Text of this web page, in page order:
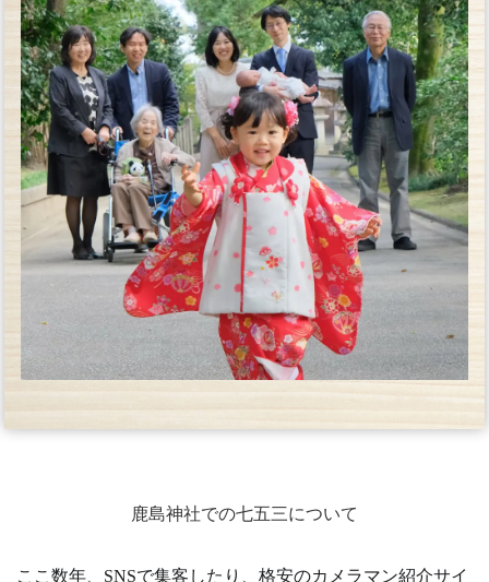
鹿島神社での七五三について
ここ数年、SNSで集客したり、格安のカメラマン紹介サイ